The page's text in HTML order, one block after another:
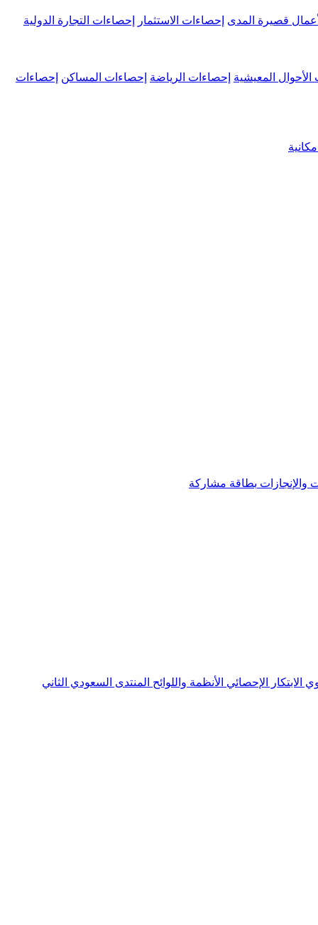
قصيرة المدى إحصاءات الاستثمار إحصاءات التجارة الدولية
الأحوال المعيشية إحصاءات الرياضة إحصاءات المساكن إحصاءات
والإنجازات بطاقة مشاركة
الابتكار الإحصائي الأنظمة واللوائح المنتدى السعودي الثاني